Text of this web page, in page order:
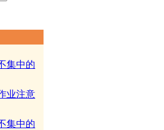
集中的
业注意
集中的